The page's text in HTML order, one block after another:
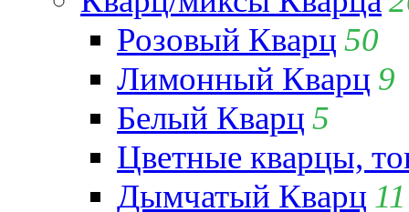
Розовый Кварц 50
Лимонный Кварц 9
Белый Кварц 5
Цветные кварцы,
Дымчатый Кварц 11